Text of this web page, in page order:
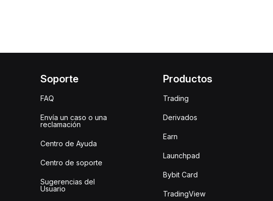
Soporte
FAQ
Envía un caso o una
reclamación
Centro de Ayuda
Centro de soporte
Sugerencias del
Usuario
Productos
Trading
Derivados
Earn
Launchpad
Bybit Card
TradingView